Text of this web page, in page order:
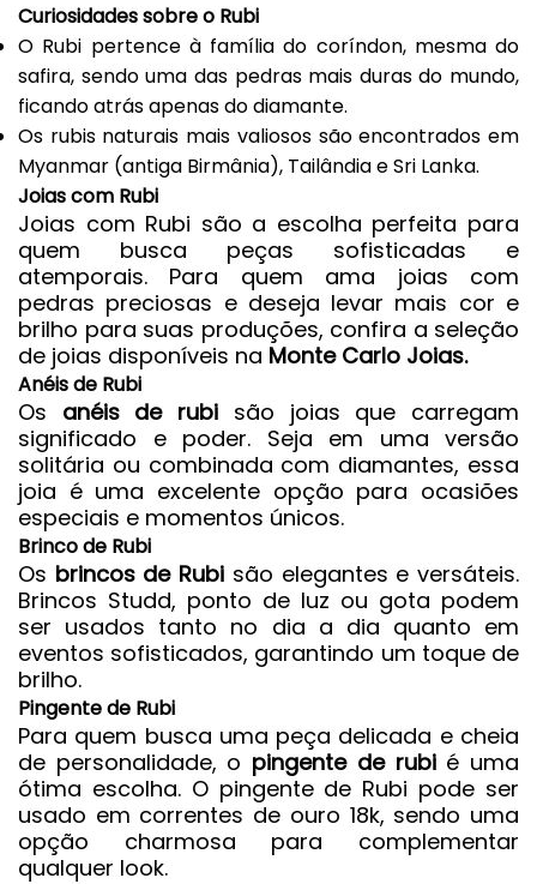
Curiosidades sobre o Rubi
O Rubi pertence à família do coríndon, mesma do
safira, sendo uma das pedras mais duras do mundo,
ficando atrás apenas do diamante.
Os rubis naturais mais valiosos são encontrados em
Myanmar (antiga Birmânia), Tailândia e Sri Lanka.
Joias com Rubi
Joias com Rubi são a escolha perfeita para
quem busca peças sofisticadas e
atemporais. Para quem ama joias com
pedras preciosas e deseja levar mais cor e
brilho para suas produções, confira a seleção
de joias disponíveis na Monte Carlo Joias.
Anéis de Rubi
Os anéis de rubi são joias que carregam
significado e poder. Seja em uma versão
solitária ou combinada com diamantes, essa
joia é uma excelente opção para ocasiões
especiais e momentos únicos.
Brinco de Rubi
Os brincos de Rubi são elegantes e versáteis.
Brincos Studd, ponto de luz ou gota podem
ser usados tanto no dia a dia quanto em
eventos sofisticados, garantindo um toque de
brilho.
Pingente de Rubi
Para quem busca uma peça delicada e cheia
de personalidade, o pingente de rubié uma
ótima escolha. O pingente de Rubi pode ser
usado em correntes de ouro 18k, sendo uma
opção charmosa para complementar
qualquer look.